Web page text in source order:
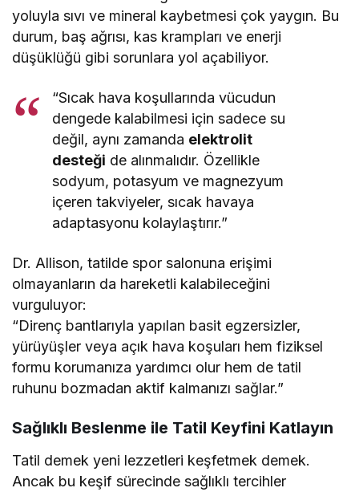
yoluyla sıvı ve mineral kaybetmesi çok yaygın. Bu
durum, baş ağrısı, kas krampları ve enerji
düşüklüğü gibi sorunlara yol açabiliyor.
“Sıcak hava koşullarında vücudun
dengede kalabilmesi için sadece su
değil, aynı zamanda elektrolit
desteği de alınmalıdır. Özellikle
sodyum, potasyum ve magnezyum
içeren takviyeler, sıcak havaya
adaptasyonu kolaylaştırır.”
Dr. Allison, tatilde spor salonuna erişimi
olmayanların da hareketli kalabileceğini
vurguluyor:
“Direnç bantlarıyla yapılan basit egzersizler,
yürüyüşler veya açık hava koşuları hem fiziksel
formu korumanıza yardımcı olur hem de tatil
ruhunu bozmadan aktif kalmanızı sağlar.”
Sağlıklı Beslenme ile Tatil Keyfini Katlayın
Tatil demek yeni lezzetleri keşfetmek demek.
Ancak bu keşif sürecinde sağlıklı tercihler